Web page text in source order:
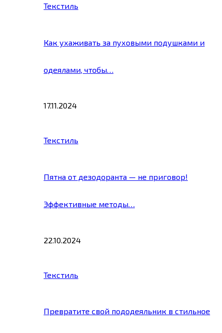
Текстиль
Как ухаживать за пуховыми подушками и
одеялами, чтобы…
17.11.2024
Текстиль
Пятна от дезодоранта — не приговор!
Эффективные методы…
22.10.2024
Текстиль
Превратите свой пододеяльник в стильное